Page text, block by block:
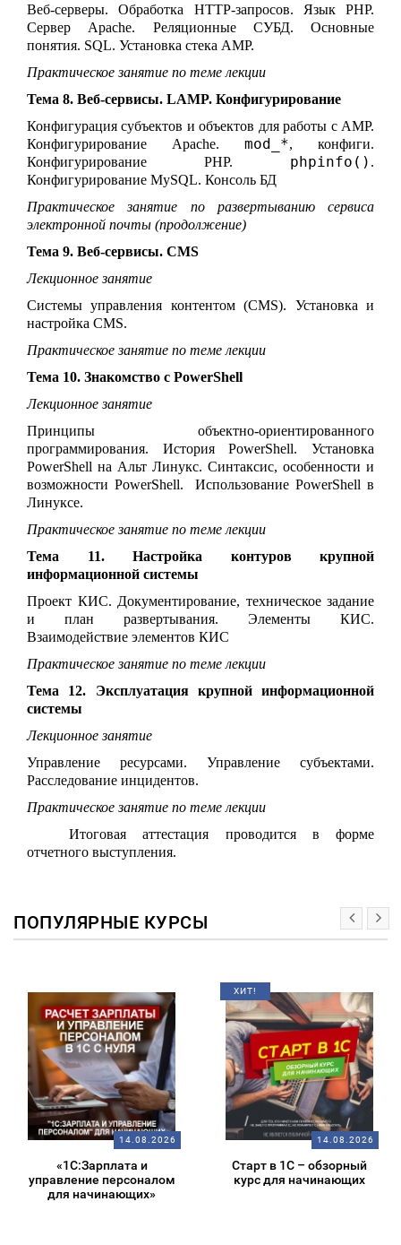
Веб-серверы. Обработка HTTP-запросов. Язык PHP.
Сервер Apache. Реляционные СУБД. Основные
понятия. SQL. Установка стека AMP.
Практическое занятие по теме лекции
Тема 8. Веб-сервисы. LAMP. Конфигурирование
Конфигурация субъектов и объектов для работы с AMP.
Конфигурирование Apache. mod_*, конфиги.
Конфигурирование PHP. phpinfo() .
Конфигурирование MySQL. Консоль БД
Практическое занятие по развертыванию сервиса
электронной почты (продолжение)
Тема 9. Веб-сервисы. CMS
Лекционное занятие
Системы управления контентом (CMS). Установка и
настройка CMS.
Практическое занятие по теме лекции
Тема 10. Знакомство с PowerShell
Лекционное занятие
Принципы объектно-ориентированного
программирования. История PowerShell. Установка
PowerShell на Альт Линукс. Синтаксис, особенности и
возможности PowerShell. Использование PowerShell в
Линуксе.
Практическое занятие по теме лекции
Тема 11. Настройка контуров крупной
информационной системы
Проект КИС. Документирование, техническое задание
и план развертывания. Элементы КИС.
Взаимодействие элементов КИС
Практическое занятие по теме лекции
Тема 12. Эксплуатация крупной информационной
системы
Лекционное занятие
Управление ресурсами. Управление субъектами.
Расследование инцидентов.
Практическое занятие по теме лекции
Итоговая аттестация проводится в форме
отчетного выступления.
ПОПУЛЯРНЫЕ КУРСЫ
14.08.2026
«1С:Зарплата и
управление персоналом
для начинающих»
ХИТ!
14.08.2026
Старт в 1С – обзорный
курс для начинающих